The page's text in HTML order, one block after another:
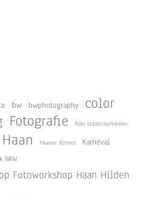
bw bwphotography color
Fotografie Foto Leistenschneider
Haan Haaner Kirmes Karneval
NRW
Fotoworkshop Haan Hilden